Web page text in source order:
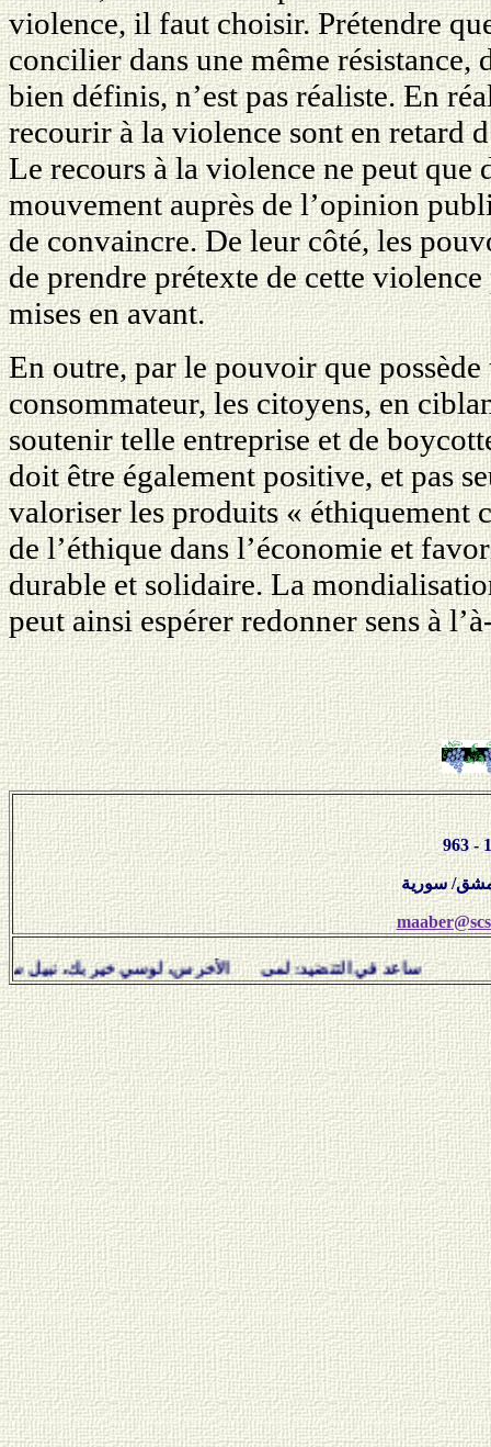
violence, il faut choisir. Prétendre
concilier dans une même résistance,
bien définis, n’est pas réaliste. En
recourir à la violence sont en retard
Le recours à la violence ne peut que
mouvement auprès de l’opinion
de convaincre. De leur côté, les
de prendre prétexte de cette
mises en avant.
En outre, par le pouvoir que
consommateur, les citoyens, en
soutenir telle entreprise et de
doit être également positive, et pas
valoriser les produits « éthiquement
de l’éthique dans l’économie et
durable et solidaire. La
peut ainsi espérer redonner sens à
في التنضيد: لمى الأخرس، لوسي خير بك، نبيل سلامة،